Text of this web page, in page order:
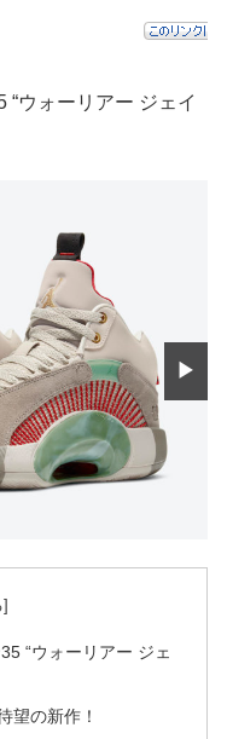
“ウォーリアー ジェイ
▶
“ウォーリアー ジェ
望の新作！